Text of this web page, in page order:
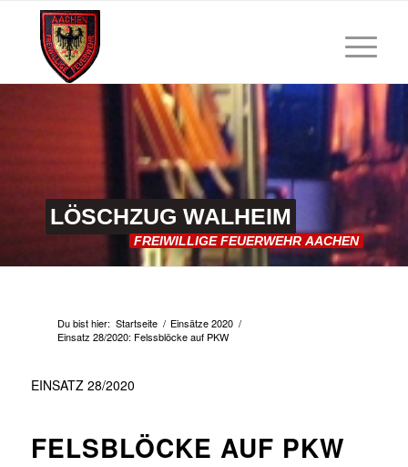
LÖSCHZUG WALHEIM
FREIWILLIGE FEUERWEHR AACHEN
Du bist hier: Startseite / Einsätze 2020 /
Einsatz 28/2020: Felssblöcke auf PKW
EINSATZ 28/2020
FELSBLÖCKE AUF PKW